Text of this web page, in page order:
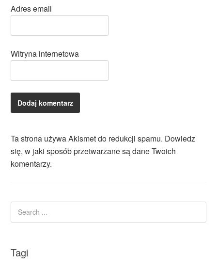
Adres email
Witryna internetowa
Ta strona używa Akismet do redukcji spamu. Dowiedz
się, w jaki sposób przetwarzane są dane Twoich
komentarzy.
Tagi